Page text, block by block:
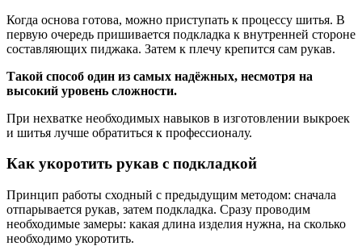
Когда основа готова, можно приступать к процессу шитья. В
первую очередь пришивается подкладка к внутренней стороне
составляющих пиджака. Затем к плечу крепится сам рукав.
Такой способ один из самых надёжных, несмотря на
высокий уровень сложности.
При нехватке необходимых навыков в изготовлении выкроек
и шитья лучше обратиться к профессионалу.
Как укоротить рукав с подкладкой
Принцип работы сходный с предыдущим методом: сначала
отпарывается рукав, затем подкладка. Сразу проводим
необходимые замеры: какая длина изделия нужна, на сколько
необходимо укоротить.